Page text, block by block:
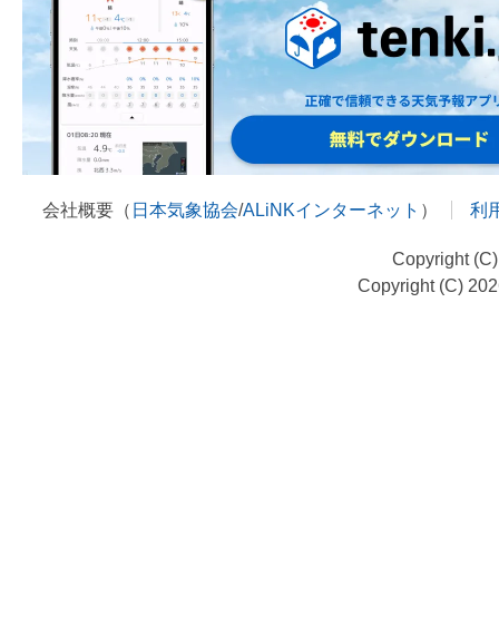
会社概要（ 日本気象協会/ALiNKインターネット ） 利
Copyright
Copyright (C)